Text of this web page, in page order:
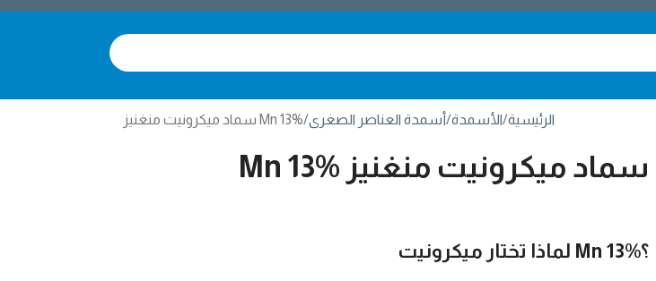
الرئيسية الأسمدة أسمدة العناصر الصغرى سماد ميكرونيت منغنيز Mn 13%
سماد ميكرونيت منغنيز Mn 13%
لماذا تختار ميكرونيت Mn 13%؟